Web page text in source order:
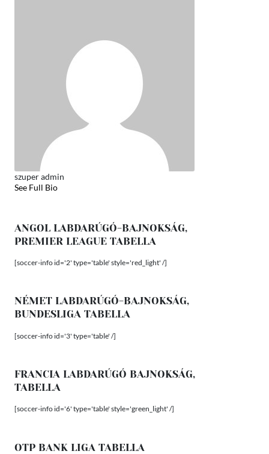
szuper admin
See Full Bio
ANGOL LABDARÚGÓ-BAJNOKSÁG,
PREMIER LEAGUE TABELLA
[soccer-info id='2' type='table' style='red_light' /]
NÉMET LABDARÚGÓ-BAJNOKSÁG,
BUNDESLIGA TABELLA
[soccer-info id='3' type='table' /]
FRANCIA LABDARÚGÓ BAJNOKSÁG,
TABELLA
[soccer-info id='6' type='table' style='green_light' /]
OTP BANK LIGA TABELLA